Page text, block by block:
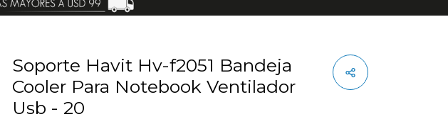
Soporte Havit Hv-f2051 Bandeja
Cooler Para Notebook Ventilador
Usb - 20